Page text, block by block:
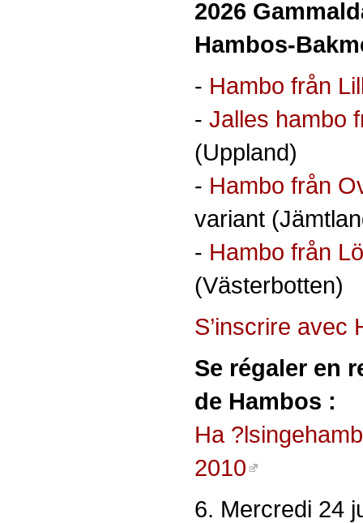
2026
Hambos-
- Hambo från
- Jalles hambo
(Uppland)
- Hambo från
variant
- Hambo från
(Västerbotten)
S’inscrire avec
Se régaler en
de Hambos :
Ha
2010
6. Mercredi 24